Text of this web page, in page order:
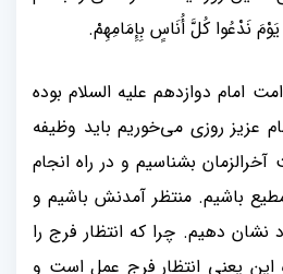
نَدْعُوا کُلَّ أُنَاسٍ بِإِمَامِهِمْ.
امام دوازدهم علیه السلام بوده
عزیز روزی می‌خوریم باید وظیفه
بشناسیم و در راه انجام
باشیم. منتظر آمدنش باشیم و
نشان دهیم. چرا که انتظار فرج را
این یعنی انتظار فرج عمل است و